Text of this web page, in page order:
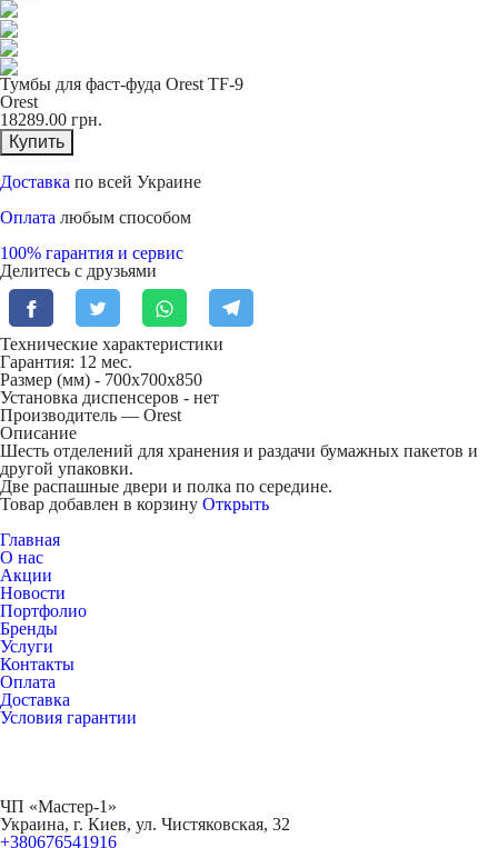
Тумбы для фаст-фуда Orest TF-9
Orest
18289.00 грн.
Купить
Доставка по всей Украине
Оплата любым способом
100% гарантия и сервис
Делитесь с друзьями
Технические характеристики
Гарантия: 12 мес.
Размер (мм) - 700х700х850
Установка диспенсеров - нет
Производитель — Orest
Описание
Шесть отделений для хранения и раздачи бумажных пакетов и
другой упаковки.
Две распашные двери и полка по середине.
Товар добавлен в корзину Открыть
Главная
О нас
Акции
Новости
Портфолио
Бренды
Услуги
Контакты
Оплата
Доставка
Условия гарантии
ЧП «Мастер-1»
Украина, г. Киев, ул. Чистяковская, 32
+380676541916